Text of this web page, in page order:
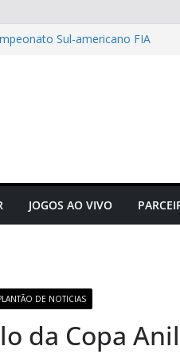
Sul-americano FIA
sobre Assembleia
Sérgio Frota
JOGOS AO VIVO
DE NOTICIAS
da Copa